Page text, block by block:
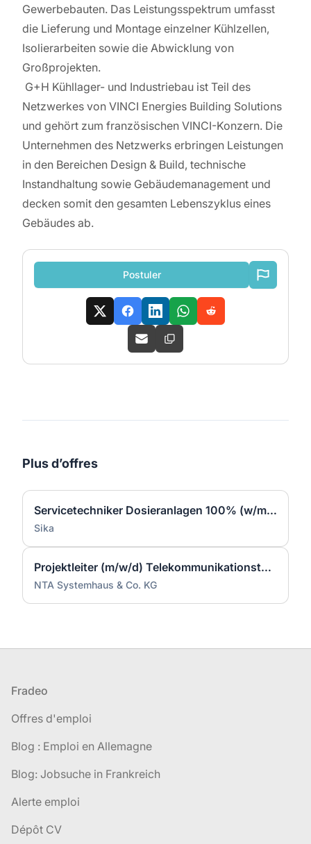
Gewerbebauten. Das Leistungsspektrum umfasst
die Lieferung und Montage einzelner Kühlzellen,
Isolierarbeiten sowie die Abwicklung von
Großprojekten.
G+H Kühllager- und Industriebau ist Teil des
Netzwerkes von VINCI Energies Building Solutions
und gehört zum französischen VINCI-Konzern. Die
Unternehmen des Netzwerks erbringen Leistungen
in den Bereichen Design & Build, technische
Instandhaltung sowie Gebäudemanagement und
decken somit den gesamten Lebenszyklus eines
Gebäudes ab.
Postuler
Plus d’offres
Servicetechniker Dosieranlagen 100% (w/m/d)
Sika
Projektleiter (m/w/d) Telekommunikationstechnik
NTA Systemhaus & Co. KG
Pied de page
Fradeo
Offres d'emploi
Blog : Emploi en Allemagne
Blog: Jobsuche in Frankreich
Alerte emploi
Dépôt CV